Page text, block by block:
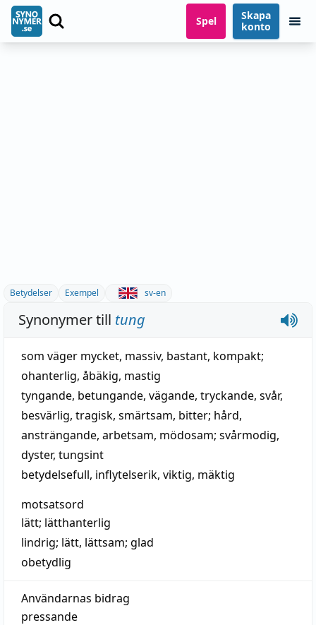
Spel
Skapa
konto
Betydelser Exempel sv-en
Synonymer till tung
som väger mycket, massiv, bastant, kompakt;
ohanterlig, åbäkig, mastig
tyngande, betungande, vägande, tryckande, svår,
besvärlig, tragisk, smärtsam, bitter; hård,
ansträngande, arbetsam, mödosam; svårmodig,
dyster, tungsint
betydelsefull, inflytelserik, viktig, mäktig
motsatsord
lätt; lätthanterlig
lindrig; lätt, lättsam; glad
obetydlig
Användarnas bidrag
pressande